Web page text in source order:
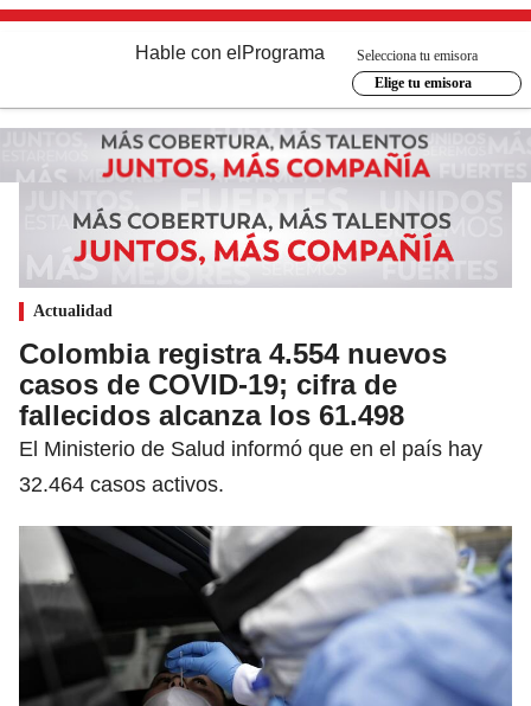
Hable con el Programa
Selecciona tu emisora
Elige tu emisora
Actualidad
Colombia registra 4.554 nuevos
casos de COVID-19; cifra de
fallecidos alcanza los 61.498
El Ministerio de Salud informó que en el país hay
32.464 casos activos.